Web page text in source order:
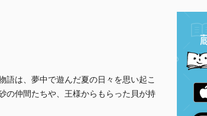
語は、夢中で遊んだ夏の日々を思い起こ
の仲間たちや、王様からもらった貝が持